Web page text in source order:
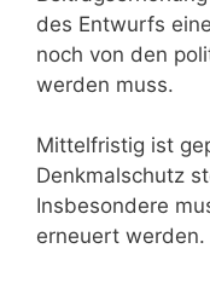
des Entwurfs
noch von den
werden muss.
Mittelfristig ist
Denkmalschutz
Insbesondere
erneuert werden.